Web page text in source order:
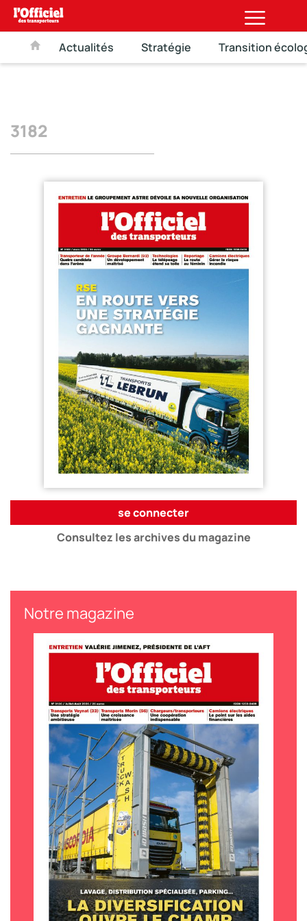
Actualités Stratégie Transition
3182
se connecter
Consultez les archives du magazine
Notre magazine